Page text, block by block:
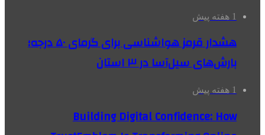
1 هفته پیش
هشدار قرمز هواشناسی برای گرمای ۵۰ درجه؛
بارش‌های سیل‌آسا در ۳ استان
1 هفته پیش
Building Digital Confidence: How